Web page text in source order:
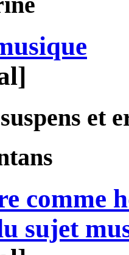
et
comme
sujet